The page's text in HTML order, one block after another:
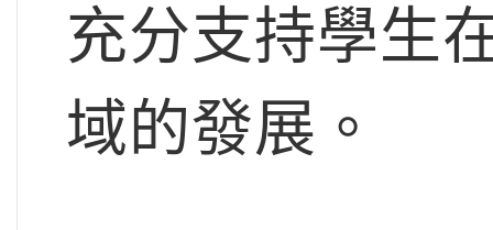
充分支持學生
域的發展。